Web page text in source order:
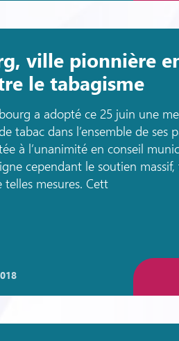
ville pionnière
le tabagisme
a adopté ce 25 juin une
tabac dans l’ensemble de ses
à l’unanimité en conseil
cependant le soutien
mesures. Cett